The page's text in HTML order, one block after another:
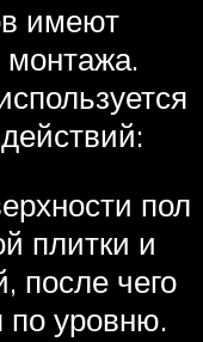
имеют
пол
плитки и
после чего
по уровню.